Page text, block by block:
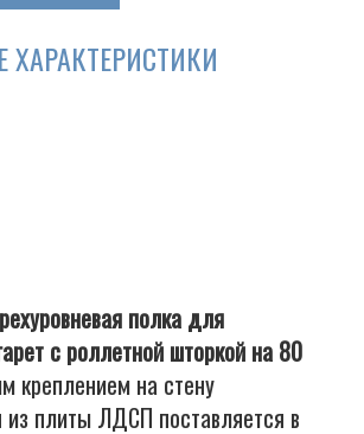
ХАРАКТЕРИСТИКИ
полка для
с роллетной шторкой на 80
креплением на стену
из плиты ЛДСП поставляется в